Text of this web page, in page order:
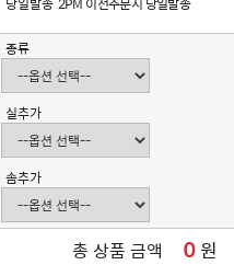
종류
실추가
솜추가
총 상품 금액 0원